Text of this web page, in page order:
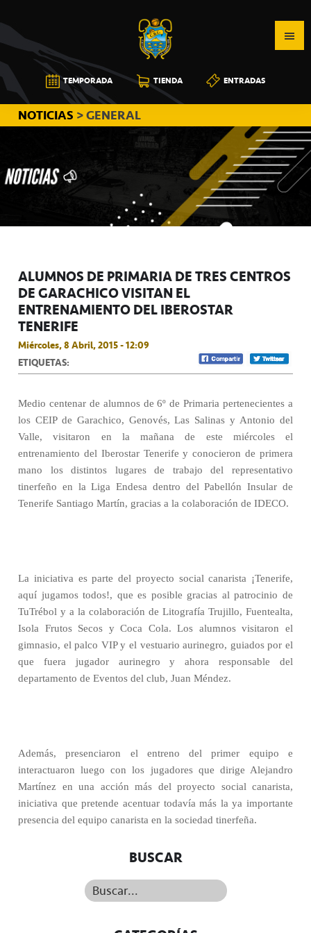
a
la
navegación
principal
al
contenido
principal
a
la
barra
lateral
principal
CB
CANARIAS
TEMPORADA TIENDA ENTRADAS
NOTICIAS > GENERAL
ALUMNOS DE PRIMARIA DE TRES CENTROS
DE GARACHICO VISITAN EL
ENTRENAMIENTO DEL IBEROSTAR
TENERIFE
Miércoles, 8 Abril, 2015 - 12:09
ETIQUETAS:
Medio centenar de alumnos de 6º de Primaria pertenecientes a
los CEIP de Garachico, Genovés, Las Salinas y Antonio del
Valle, visitaron en la mañana de este miércoles el
entrenamiento del Iberostar Tenerife y conocieron de primera
mano los distintos lugares de trabajo del representativo
tinerfeño en la Liga Endesa dentro del Pabellón Insular de
Tenerife Santiago Martín, gracias a la colaboración de IDECO.
La iniciativa es parte del proyecto social canarista ¡Tenerife,
aquí jugamos todos!, que es posible gracias al patrocinio de
TuTrébol y a la colaboración de Litografía Trujillo, Fuentealta,
Isola Frutos Secos y Coca Cola. Los alumnos visitaron el
gimnasio, el palco VIP y el vestuario aurinegro, guiados por el
que fuera jugador aurinegro y ahora responsable del
departamento de Eventos del club, Juan Méndez.
Además, presenciaron el entreno del primer equipo e
interactuaron luego con los jugadores que dirige Alejandro
Martínez en una acción más del proyecto social canarista,
iniciativa que pretende acentuar todavía más la ya importante
presencia del equipo canarista en la sociedad tinerfeña.
BUSCAR
Buscar...